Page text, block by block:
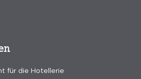
für die Hotellerie